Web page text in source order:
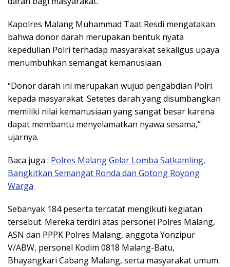
Kapolres Malang Muhammad Taat Resdi mengatakan
bahwa donor darah merupakan bentuk nyata
kepedulian Polri terhadap masyarakat sekaligus upaya
menumbuhkan semangat kemanusiaan.
“Donor darah ini merupakan wujud pengabdian Polri
kepada masyarakat. Setetes darah yang disumbangkan
memiliki nilai kemanusiaan yang sangat besar karena
dapat membantu menyelamatkan nyawa sesama,”
ujarnya.
Baca juga : Polres Malang Gelar Lomba Satkamling,
Bangkitkan Semangat Ronda dan Gotong Royong
Warga
Sebanyak 184 peserta tercatat mengikuti kegiatan
tersebut. Mereka terdiri atas personel Polres Malang,
ASN dan PPPK Polres Malang, anggota Yonzipur
V/ABW, personel Kodim 0818 Malang-Batu,
Bhayangkari Cabang Malang, serta masyarakat umum.